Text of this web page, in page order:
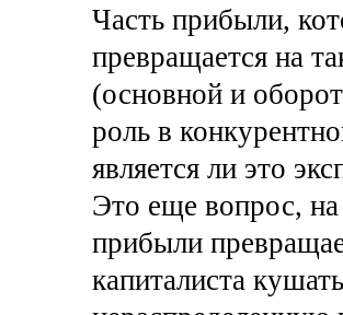
Часть прибыли,
превращается на
(основной и
роль в
является ли это
Это еще вопрос,
прибыли
капиталиста